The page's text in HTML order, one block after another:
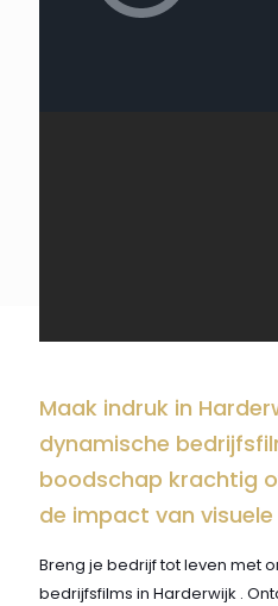
Maak indruk in
dynamische
boodschap krachtig
de impact van
Breng je bedrijf tot leven met
bedrijfsfilms in Harderwijk .